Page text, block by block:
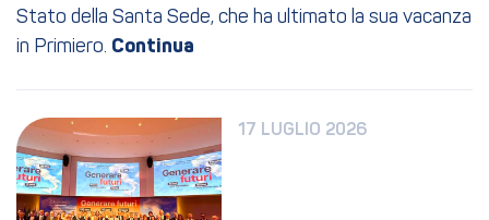
Stato della Santa Sede, che ha ultimato la sua vacanza
in Primiero.
17 LUGLIO 2026